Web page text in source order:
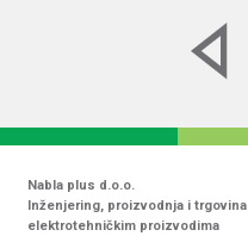
Nabla plus d.o.o.
Inženjering, proizvodnja i trgovina
elektrotehničkim proizvodima